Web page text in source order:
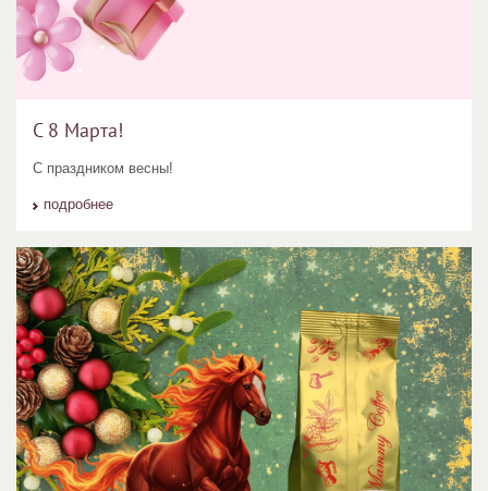
С 8 Марта!
С праздником весны!
подробнее